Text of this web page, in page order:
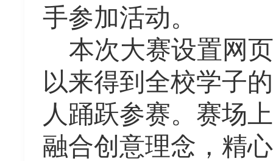
手参加活动。
本次大赛设置网
以来得到全校学子
人踊跃参赛。赛场
融合创意理念，精